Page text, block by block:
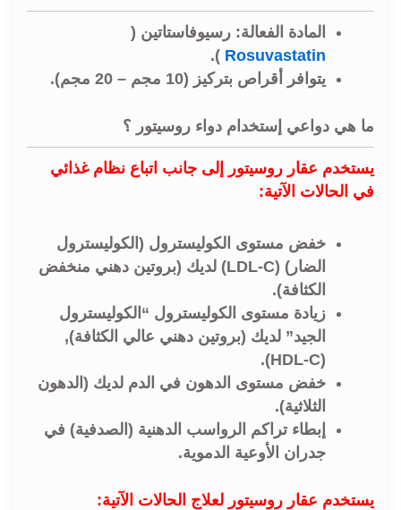
المادة الفعالة: رسيوفاستاتين (
Rosuvastatin
).
يتوافر أقراص بتركيز (10 مجم – 20 مجم).
ما هي دواعي إستخدام دواء روسيتور ؟
يستخدم عقار روسيتور إلى جانب اتباع نظام غذائي
في الحالات الآتية:
خفض مستوى الكوليسترول (الكوليسترول
الضار) (LDL-C) لديك (بروتين دهني منخفض
الكثافة).
زيادة مستوى الكوليسترول “الكوليسترول
الجيد” لديك (بروتين دهني عالي الكثافة),
(HDL-C).
خفض مستوى الدهون في الدم لديك (الدهون
الثلاثية).
إبطاء تراكم الرواسب الدهنية (الصدفية) في
جدران الأوعية الدموية.
يستخدم عقار روسيتور لعلاج الحالات الآتية: